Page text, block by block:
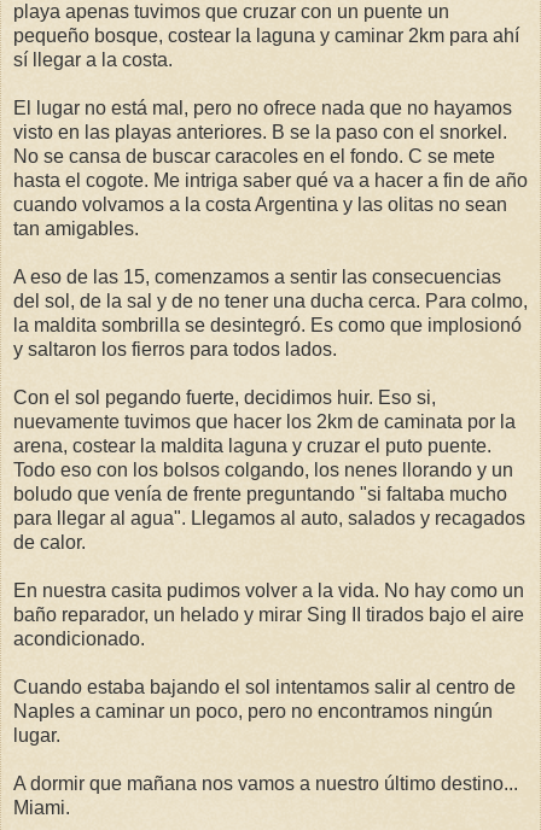
playa apenas tuvimos que cruzar con un puente un
pequeño bosque, costear la laguna y caminar 2km para ahí
sí llegar a la costa.
El lugar no está mal, pero no ofrece nada que no hayamos
visto en las playas anteriores. B se la paso con el snorkel.
No se cansa de buscar caracoles en el fondo. C se mete
hasta el cogote. Me intriga saber qué va a hacer a fin de año
cuando volvamos a la costa Argentina y las olitas no sean
tan amigables.
A eso de las 15, comenzamos a sentir las consecuencias
del sol, de la sal y de no tener una ducha cerca. Para colmo,
la maldita sombrilla se desintegró. Es como que implosionó
y saltaron los fierros para todos lados.
Con el sol pegando fuerte, decidimos huir. Eso si,
nuevamente tuvimos que hacer los 2km de caminata por la
arena, costear la maldita laguna y cruzar el puto puente.
Todo eso con los bolsos colgando, los nenes llorando y un
boludo que venía de frente preguntando "si faltaba mucho
para llegar al agua". Llegamos al auto, salados y recagados
de calor.
En nuestra casita pudimos volver a la vida. No hay como un
baño reparador, un helado y mirar Sing II tirados bajo el aire
acondicionado.
Cuando estaba bajando el sol intentamos salir al centro de
Naples a caminar un poco, pero no encontramos ningún
lugar.
A dormir que mañana nos vamos a nuestro último destino...
Miami.